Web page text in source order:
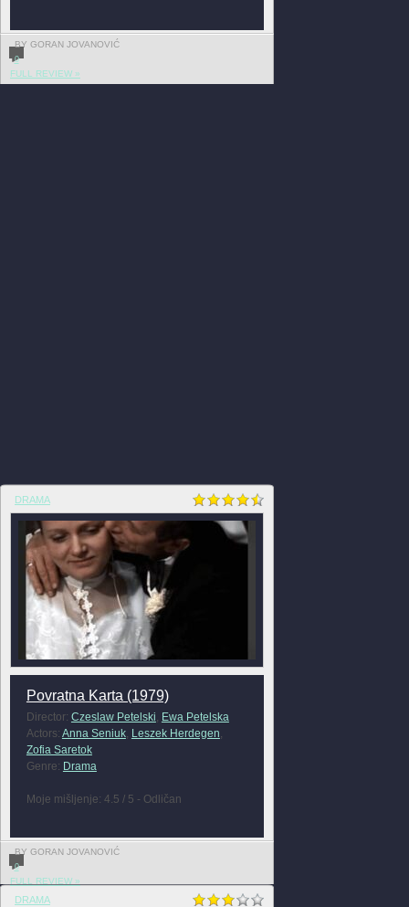
BY GORAN JOVANOVIĆ
0
FULL REVIEW »
DRAMA
Povratna Karta (1979)
Director: Czeslaw Petelski, Ewa Petelska
Actors: Anna Seniuk, Leszek Herdegen,
Zofia Saretok
Genre: Drama
Moje mišljenje: 4.5 / 5 - Odličan
BY GORAN JOVANOVIĆ
0
FULL REVIEW »
DRAMA